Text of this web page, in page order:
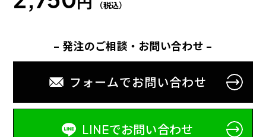
（税込）
- 発注のご相談・お問い合わせ -
フォームでお問い合わせ
LINEでお問い合わせ